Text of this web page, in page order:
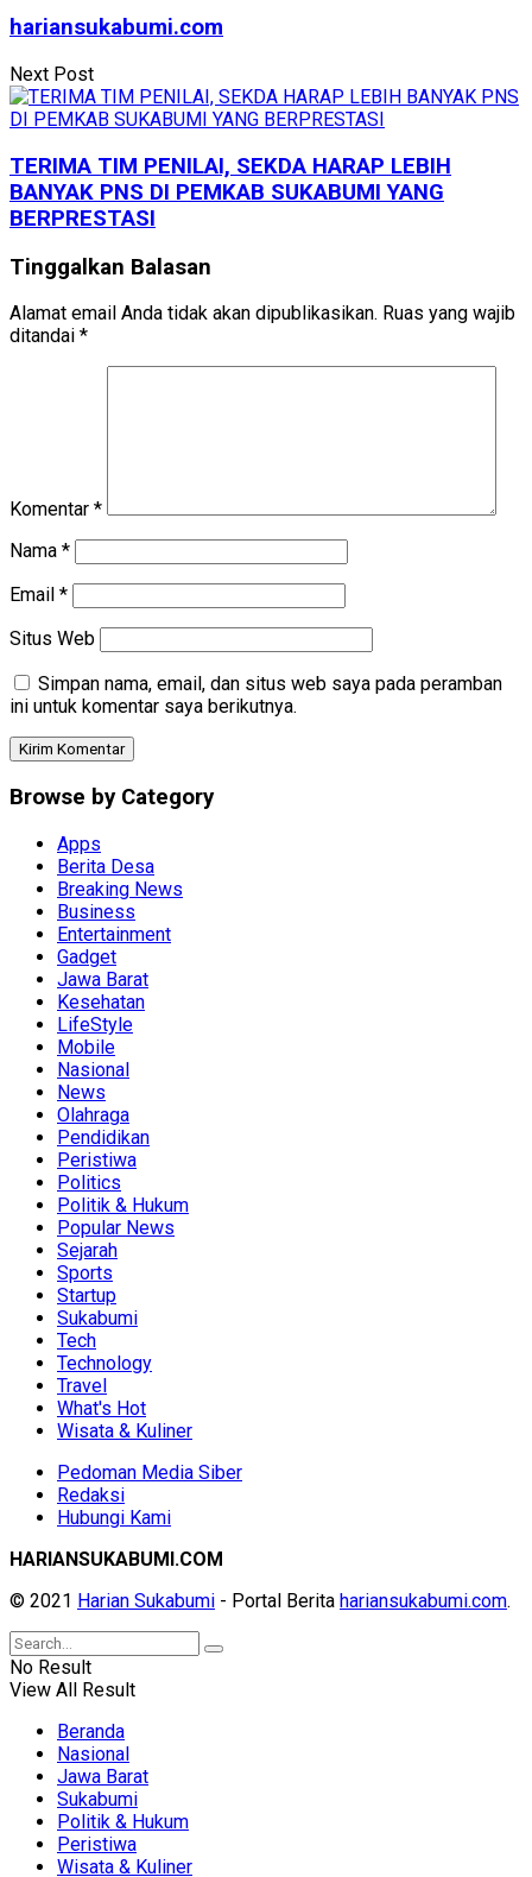
hariansukabumi.com
Next Post
TERIMA TIM PENILAI, SEKDA HARAP LEBIH
BANYAK PNS DI PEMKAB SUKABUMI YANG
BERPRESTASI
Tinggalkan Balasan
Alamat email Anda tidak akan dipublikasikan. Ruas yang wajib
ditandai *
Komentar *
Nama *
Email *
Situs Web
Simpan nama, email, dan situs web saya pada peramban
ini untuk komentar saya berikutnya.
Browse by Category
Apps
Berita Desa
Breaking News
Business
Entertainment
Gadget
Jawa Barat
Kesehatan
LifeStyle
Mobile
Nasional
News
Olahraga
Pendidikan
Peristiwa
Politics
Politik & Hukum
Popular News
Sejarah
Sports
Startup
Sukabumi
Tech
Technology
Travel
What's Hot
Wisata & Kuliner
Pedoman Media Siber
Redaksi
Hubungi Kami
HARIANSUKABUMI.COM
© 2021 Harian Sukabumi - Portal Berita hariansukabumi.com.
No Result
View All Result
Beranda
Nasional
Jawa Barat
Sukabumi
Politik & Hukum
Peristiwa
Wisata & Kuliner